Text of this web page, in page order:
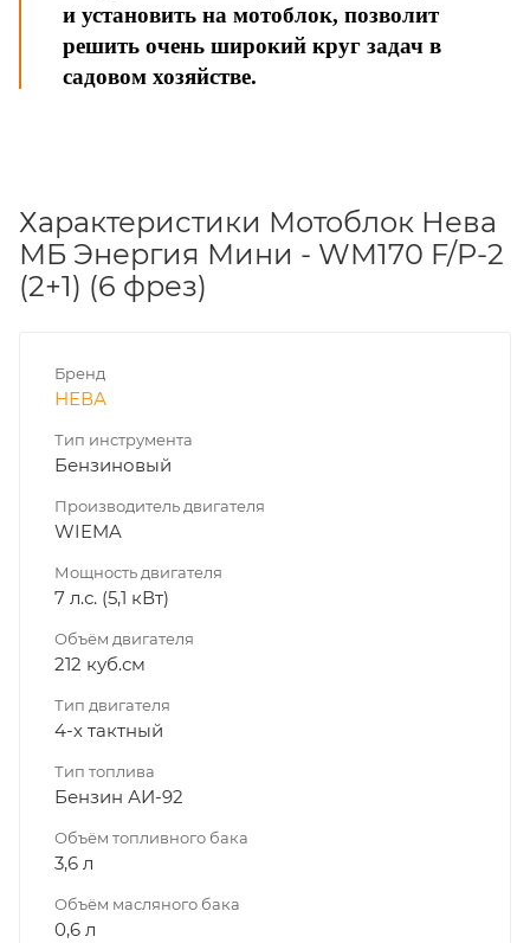
и установить на мотоблок, позволит
решить очень широкий круг задач в
садовом хозяйстве.
Характеристики Мотоблок Нева
МБ Энергия Мини - WM170 F/P-2
(2+1) (6 фрез)
Бренд
НЕВА
Тип инструмента
Бензиновый
Производитель двигателя
WIEMA
Мощность двигателя
7 л.с. (5,1 кВт)
Объём двигателя
212 куб.см
Тип двигателя
4-х тактный
Тип топлива
Бензин АИ-92
Объём топливного бака
3,6 л
Объём масляного бака
0,6 л